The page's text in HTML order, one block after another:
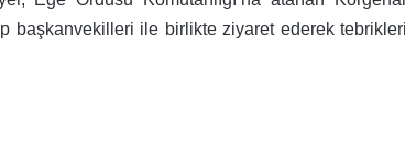
başkanvekilleri ile birlikte ziyaret ederek